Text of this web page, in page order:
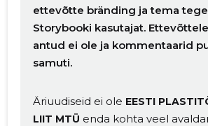
ettevõtte bränding ja tema
Storybooki kasutajat.
antud ei ole ja kommentaarid
samuti.
Äriuudiseid ei ole EESTI
LIIT MTÜ enda kohta veel